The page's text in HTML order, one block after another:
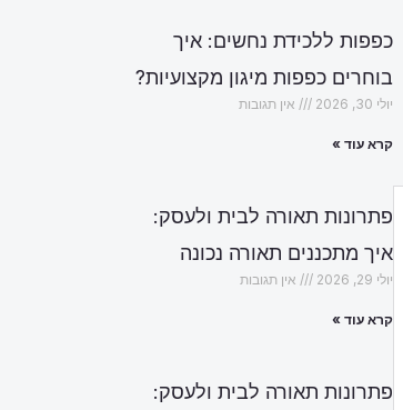
כפפות ללכידת נחשים: איך
בוחרים כפפות מיגון מקצועיות?
יולי 30, 2026 אין תגובות
קרא עוד »
פתרונות תאורה לבית ולעסק:
איך מתכננים תאורה נכונה
יולי 29, 2026 אין תגובות
קרא עוד »
פתרונות תאורה לבית ולעסק: